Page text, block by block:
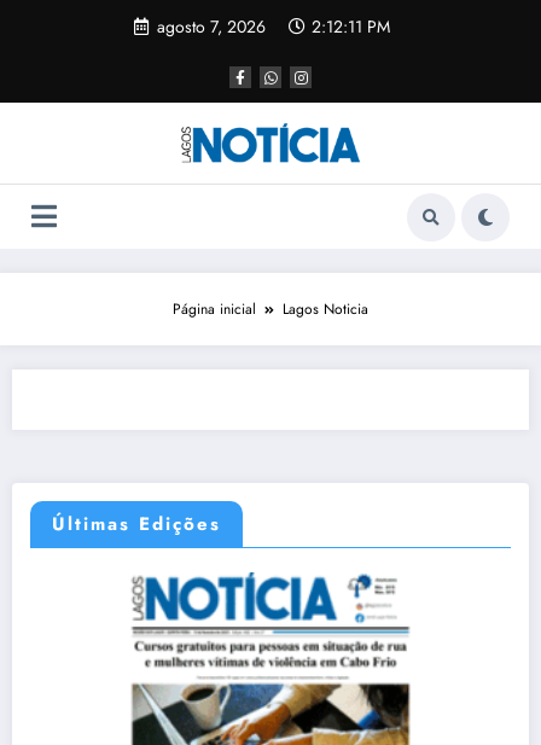
agosto 7, 2026 2:12:11 PM
Página inicial Lagos Noticia
Últimas Edições